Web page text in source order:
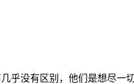
乎没有区别，他们是想尽一